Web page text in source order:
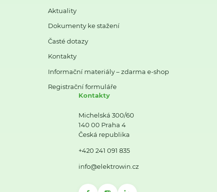
Aktuality
Dokumenty ke stažení
Časté dotazy
Kontakty
Informační materiály – zdarma e-shop
Registrační formuláře
Kontakty
Michelská 300/60
140 00 Praha 4
Česká republika
+420 241 091 835
info@elektrowin.cz